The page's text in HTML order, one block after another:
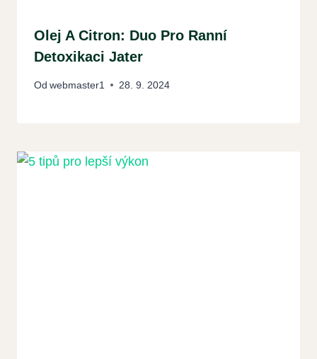
Olej A Citron: Duo Pro Ranní
Detoxikaci Jater
Od webmaster1 28. 9. 2024